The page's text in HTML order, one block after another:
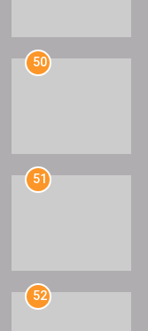
50
51
52